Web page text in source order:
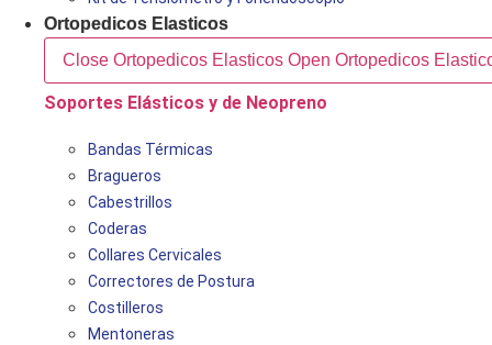
Ortopedicos Elasticos
Close Ortopedicos Elasticos Open Ortopedicos
Soportes Elásticos y de Neopreno
Bandas Térmicas
Bragueros
Cabestrillos
Coderas
Collares Cervicales
Correctores de Postura
Costilleros
Mentoneras